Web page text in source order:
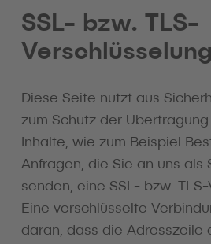
SSL- bzw. TLS-
Verschlüsselung
Diese Seite nutzt aus
zum Schutz der
Inhalte, wie zum Beispiel
Anfragen, die Sie an uns als
senden, eine SSL- bzw.
Eine verschlüsselte
daran, dass die Adresszeile